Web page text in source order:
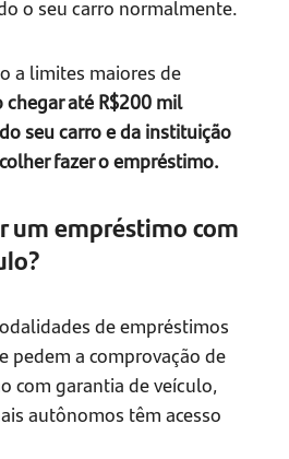
o seu carro normalmente.
a limites maiores de
até R$200 mil
seu carro e da instituição
fazer o empréstimo.
um empréstimo com
de empréstimos
pedem a comprovação de
com garantia de veículo,
autônomos têm acesso